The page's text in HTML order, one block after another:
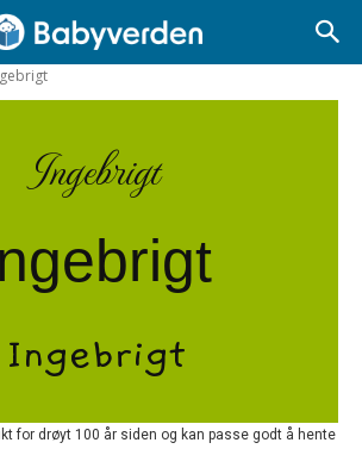
Ingebrigt
Ingebrigt
for drøyt 100 år siden og kan passe godt å hente